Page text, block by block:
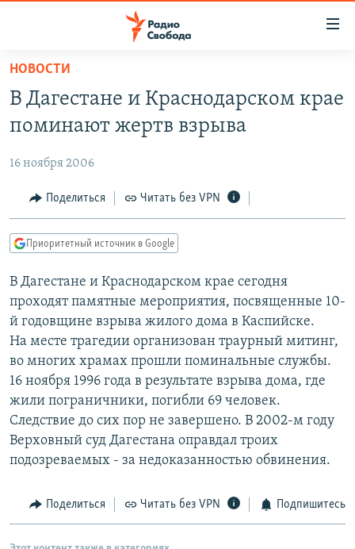
упрощенного
доступа
основному
Вернутся
главной
навигации
Вернутся
поиску
ПОДКАСТЫ
АВТОРСКИЕ ПРОЕКТЫ
ЦИТАТЫ СВОБОДЫ
МНЕНИЯ
IDEL.РЕАЛИИ
КАВКАЗ.РЕАЛИИ
СЕВЕР.РЕАЛИИ
СИБИРЬ.РЕАЛИИ
РАСПИСАНИЕ ВЕЩАНИЯ
ПОДПИШИТЕСЬ НА РАССЫЛКУ
СОЦИАЛЬНЫЕ СЕТИ
НОВОСТИ
В Дагестане и Краснодарском крае
поминают жертв взрыва
16 ноября 2006
Поделиться Читать без VPN
Приоритетный источник в Google
В Дагестане и Краснодарском крае сегодня
проходят памятные мероприятия, посвященные 10-
й годовщине взрыва жилого дома в Каспийске.
На месте трагедии организован траурный митинг,
во многих храмах прошли поминальные службы.
16 ноября 1996 года в результате взрыва дома, где
жили пограничники, погибли 69 человек.
Следствие до сих пор не завершено. В 2002-м году
Верховный суд Дагестана оправдал троих
подозреваемых - за недоказанностью обвинения.
Поделиться Читать без VPN Подпишитесь